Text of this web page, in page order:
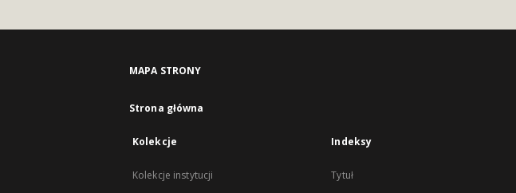
MAPA STRONY
Strona główna
Kolekcje
Kolekcje instytucji
Indeksy
Tytuł